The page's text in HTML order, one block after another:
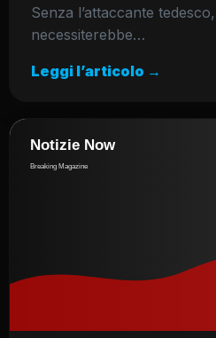
Senza l’attaccante
necessiterebbe…
Leggi l’articolo →